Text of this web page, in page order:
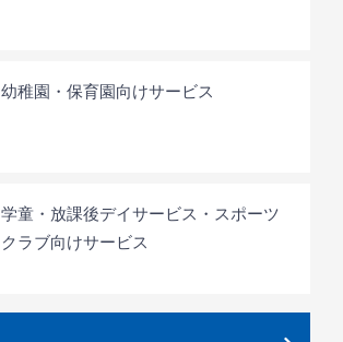
幼稚園・保育園向けサービス
学童・放課後デイサービス・スポーツ
クラブ向けサービス